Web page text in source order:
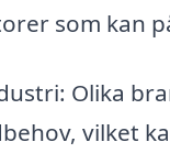
som kan
Olika
vilket